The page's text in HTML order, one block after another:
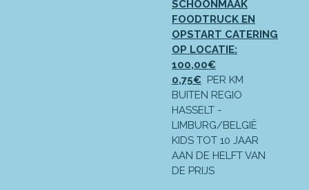
SCHOONMAAK
FOODTRUCK EN
OPSTART CATERING
OP LOCATIE:
100,00€
0,75€ PER KM
BUITEN REGIO
HASSELT -
LIMBURG/BELGIË
KIDS TOT 10 JAAR
AAN DE HELFT VAN
DE PRIJS